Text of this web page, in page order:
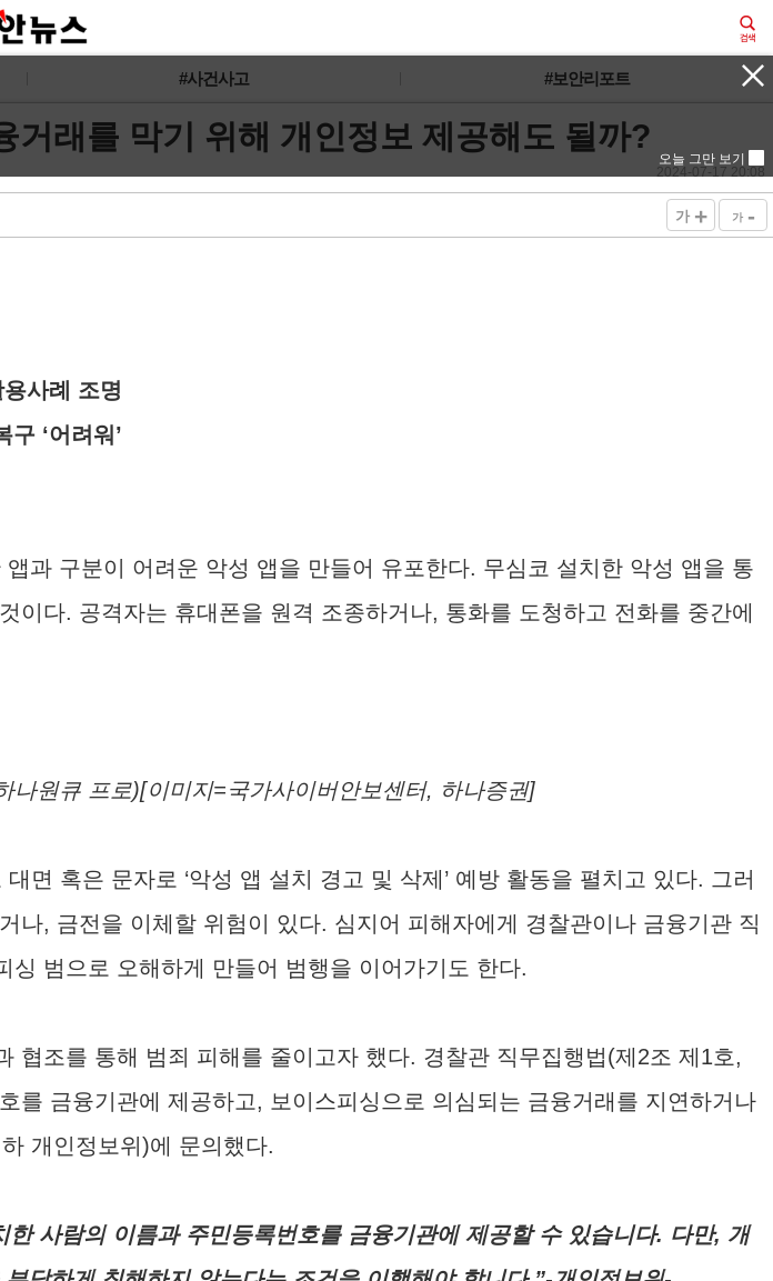
#사건사고 #보안리포트
거래를 막기 위해 개인정보 제공해도 될까?
2024-07-17 20:08
가 + 가 -
사례 조명
‘어려워’
과 구분이 어려운 악성 앱을 만들어 유포한다. 무심코 설치한 악성 앱을 통
다. 공격자는 휴대폰을 원격 조종하거나, 통화를 도청하고 전화를 중간에
원큐 프로)[이미지=국가사이버안보센터, 하나증권]
면 혹은 문자로 ‘악성 앱 설치 경고 및 삭제’ 예방 활동을 펼치고 있다. 그러
, 금전을 이체할 위험이 있다. 심지어 피해자에게 경찰관이나 금융기관 직
범으로 오해하게 만들어 범행을 이어가기도 한다.
조를 통해 범죄 피해를 줄이고자 했다. 경찰관 직무집행법(제2조 제1호,
금융기관에 제공하고, 보이스피싱으로 의심되는 금융거래를 지연하거나
개인정보위)에 문의했다.
사람의 이름과 주민등록번호를 금융기관에 제공할 수 있습니다. 다만, 개
오늘 그만 보기